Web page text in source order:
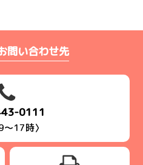
問い合わせ先
0111
～17時〉